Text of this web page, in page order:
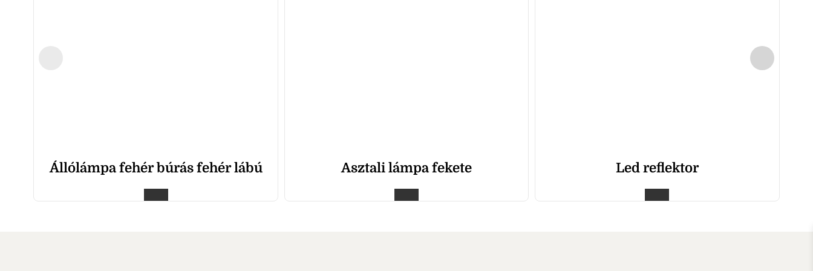
Állólámpa fehér búrás fehér lábú Asztali lámpa fekete Led reflektor